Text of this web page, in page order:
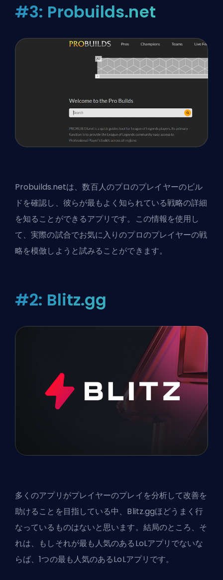
#3: Probuilds.net
Probuilds.netは、数百人のプロのプレイヤーのビル
ドを確認し、彼らが最もよく知られている戦略の詳細
を知ることができるアプリです。この情報を使用し
て、実際の試合でお気に入りのプロのプレイヤーの戦
略を模倣しようと試みることができます。
#2: Blitz.gg
多くのアプリがプレイヤーのプレイを分析して改善を
助けることを目指している中、Blitz.ggほどうまく行
なっているものはないと思います。結局のところ、そ
れは、もしそれが最も人気のあるLoLアプリでないな
らば、1つの最も人気のあるLoLアプリです。